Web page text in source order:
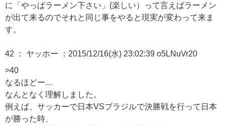
に「やっぱラーメン下さい」(楽しい）って言えばラーメン
が出て来るのでそれと同じ事をやると現実が変わって来ま
す。
42 ： ヤッホー
：2015/12/16(水) 23:02:39 o5LNuVr20
>40
なるほどー…
なんとなく理解しました。
例えば、サッカーで日本VSブラジルで決勝戦を行って日本
が勝った時、